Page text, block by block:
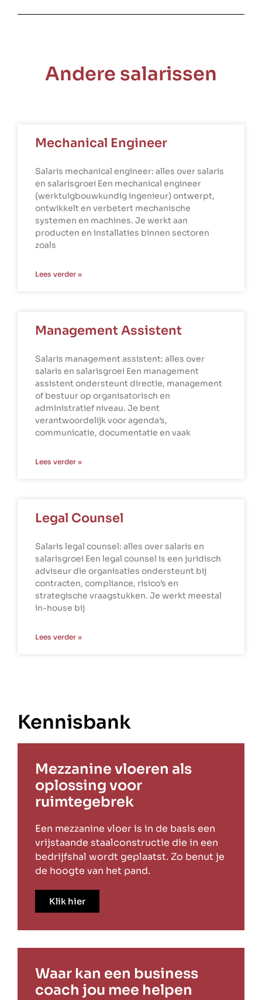
Andere salarissen
Mechanical Engineer
Salaris mechanical engineer: alles over salaris
en salarisgroei Een mechanical engineer
(werktuigbouwkundig ingenieur) ontwerpt,
ontwikkelt en verbetert mechanische
systemen en machines. Je werkt aan
producten en installaties binnen sectoren
zoals
Lees verder »
Management Assistent
Salaris management assistent: alles over
salaris en salarisgroei Een management
assistent ondersteunt directie, management
of bestuur op organisatorisch en
administratief niveau. Je bent
verantwoordelijk voor agenda’s,
communicatie, documentatie en vaak
Lees verder »
Legal Counsel
Salaris legal counsel: alles over salaris en
salarisgroei Een legal counsel is een juridisch
adviseur die organisaties ondersteunt bij
contracten, compliance, risico’s en
strategische vraagstukken. Je werkt meestal
in-house bij
Lees verder »
Kennisbank
Mezzanine vloeren als
oplossing voor
ruimtegebrek
Een mezzanine vloer is in de basis een
vrijstaande staalconstructie die in een
bedrijfshal wordt geplaatst. Zo benut je
de hoogte van het pand.
Klik hier
Waar kan een business
coach jou mee helpen